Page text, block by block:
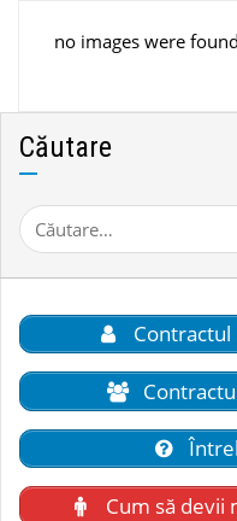
no images were found
Căutare
Caută
după:
Contractul
Cum să devii